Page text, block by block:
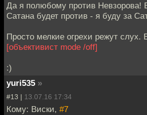
Да я полюбому против Невзорова!
Сатана будет против - я буду за
Просто мелкие огрехи режут слух.
[объективист mode /off]
:)
yuri535 »
#13 | 13.07.16 17:34
Кому: Виски, #7